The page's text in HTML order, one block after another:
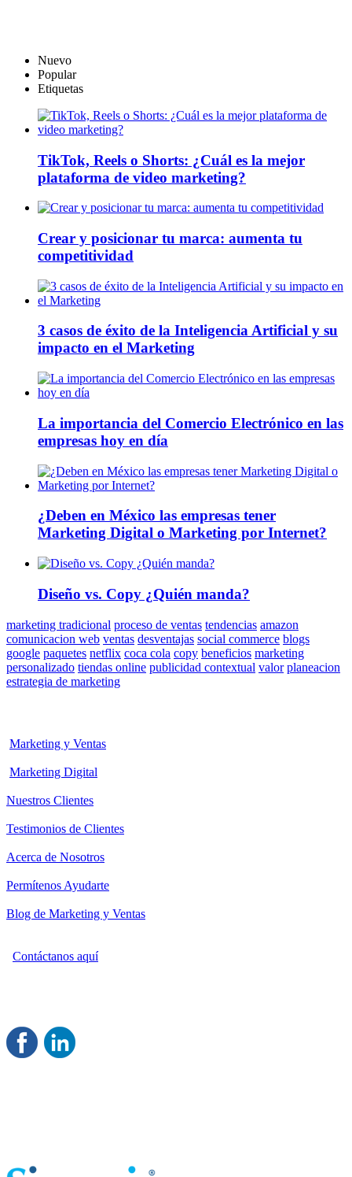
Nuevo
Popular
Etiquetas
TikTok, Reels o Shorts: ¿Cuál es la mejor
plataforma de video marketing?
Crear y posicionar tu marca: aumenta tu
competitividad
3 casos de éxito de la Inteligencia Artificial y su
impacto en el Marketing
La importancia del Comercio Electrónico en las
empresas hoy en día
¿Deben en México las empresas tener
Marketing Digital o Marketing por Internet?
Diseño vs. Copy ¿Quién manda?
marketing tradicional proceso de ventas tendencias amazon
comunicacion web ventas desventajas social commerce blogs
google paquetes netflix coca cola copy beneficios marketing
personalizado tiendas online publicidad contextual valor planeacion
estrategia de marketing
Marketing y Ventas
Marketing Digital
Nuestros Clientes
Testimonios de Clientes
Acerca de Nosotros
Permítenos Ayudarte
Blog de Marketing y Ventas
Contáctanos aquí